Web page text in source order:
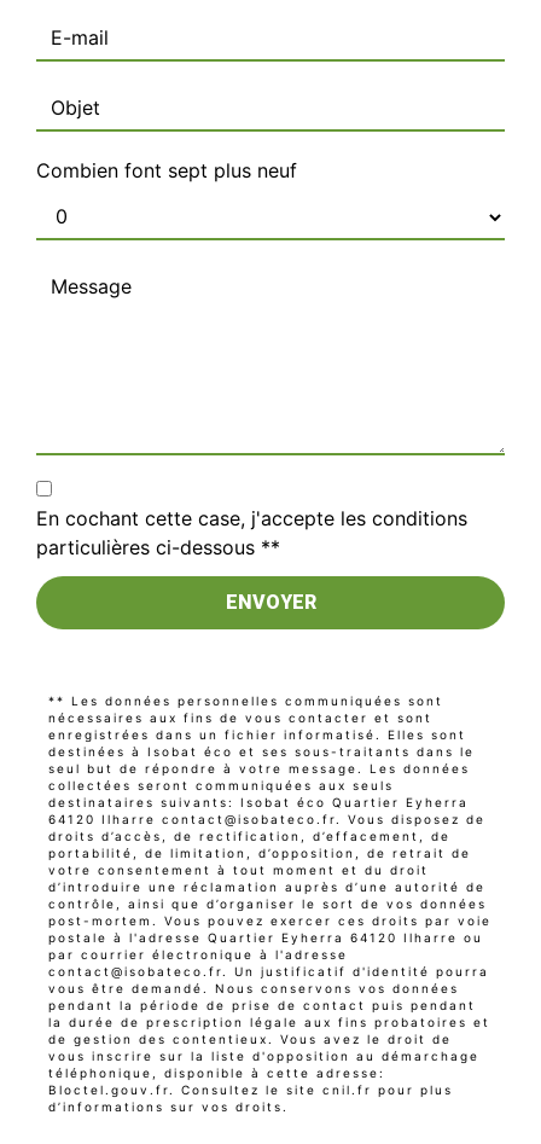
Combien font sept plus neuf
En cochant cette case, j'accepte les conditions
particulières ci-dessous **
ENVOYER
** Les données personnelles communiquées sont
nécessaires aux fins de vous contacter et sont
enregistrées dans un fichier informatisé. Elles sont
destinées à Isobat éco et ses sous-traitants dans le
seul but de répondre à votre message. Les données
collectées seront communiquées aux seuls
destinataires suivants: Isobat éco Quartier Eyherra
64120 Ilharre contact@isobateco.fr. Vous disposez de
droits d’accès, de rectification, d’effacement, de
portabilité, de limitation, d’opposition, de retrait de
votre consentement à tout moment et du droit
d’introduire une réclamation auprès d’une autorité de
contrôle, ainsi que d’organiser le sort de vos données
post-mortem. Vous pouvez exercer ces droits par voie
postale à l'adresse Quartier Eyherra 64120 Ilharre ou
par courrier électronique à l'adresse
contact@isobateco.fr. Un justificatif d'identité pourra
vous être demandé. Nous conservons vos données
pendant la période de prise de contact puis pendant
la durée de prescription légale aux fins probatoires et
de gestion des contentieux. Vous avez le droit de
vous inscrire sur la liste d'opposition au démarchage
téléphonique, disponible à cette adresse:
Bloctel.gouv.fr. Consultez le site cnil.fr pour plus
d’informations sur vos droits.